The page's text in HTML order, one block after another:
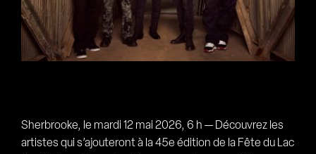
Sherbrooke, le mardi 12 mai 2026, 6 h — Découvrez les
artistes qui s’ajouteront à la 45e édition de la Fête du Lac